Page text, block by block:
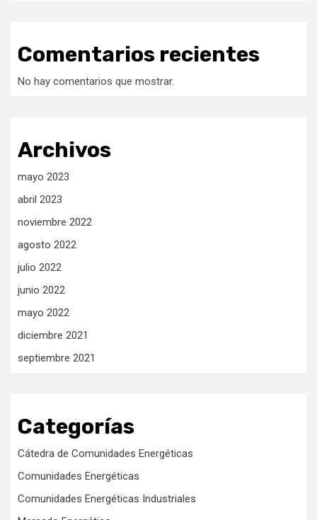
Comentarios recientes
No hay comentarios que mostrar.
Archivos
mayo 2023
abril 2023
noviembre 2022
agosto 2022
julio 2022
junio 2022
mayo 2022
diciembre 2021
septiembre 2021
Categorías
Cátedra de Comunidades Energéticas
Comunidades Energéticas
Comunidades Energéticas Industriales